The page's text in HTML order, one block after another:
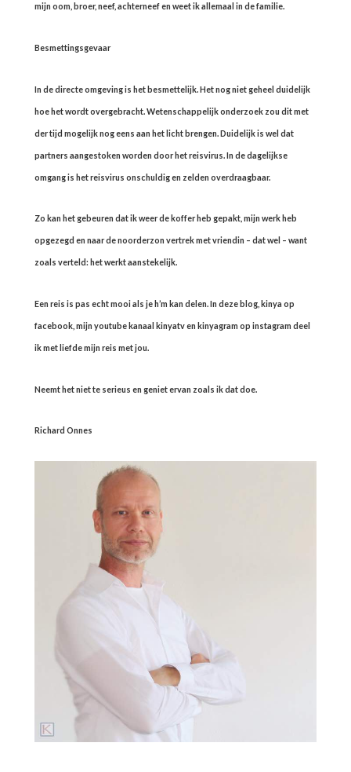
mijn oom, broer, neef, achterneef en weet ik allemaal in de familie.
Besmettingsgevaar
In de directe omgeving is het besmettelijk. Het nog niet geheel duidelijk
hoe het wordt overgebracht. Wetenschappelijk onderzoek zou dit met
der tijd mogelijk nog eens aan het licht brengen. Duidelijk is wel dat
partners aangestoken worden door het reisvirus. In de dagelijkse
omgang is het reisvirus onschuldig en zelden overdraagbaar.
Zo kan het gebeuren dat ik weer de koffer heb gepakt, mijn werk heb
opgezegd en naar de noorderzon vertrek met vriendin – dat wel – want
zoals verteld: het werkt aanstekelijk.
Een reis is pas echt mooi als je h’m kan delen. In deze blog, kinya op
facebook, mijn youtube kanaal kinyatv en kinyagram op instagram deel
ik met liefde mijn reis met jou.
Neemt het niet te serieus en geniet ervan zoals ik dat doe.
Richard Onnes